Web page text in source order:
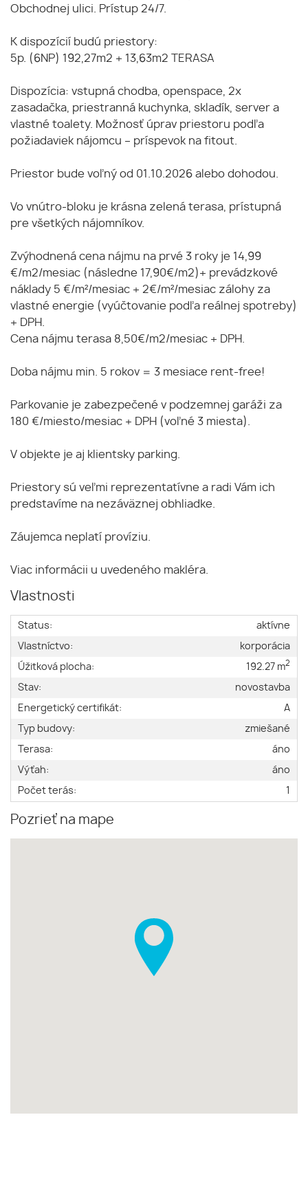
Obchodnej ulici. Prístup 24/7.
K dispozícií budú priestory:
5p. (6NP) 192,27m2 + 13,63m2 TERASA
Dispozícia: vstupná chodba, openspace, 2x
zasadačka, priestranná kuchynka, skladík, server a
vlastné toalety. Možnosť úprav priestoru podľa
požiadaviek nájomcu – príspevok na fitout.
Priestor bude voľný od 01.10.2026 alebo dohodou.
Vo vnútro-bloku je krásna zelená terasa, prístupná
pre všetkých nájomníkov.
Zvýhodnená cena nájmu na prvé 3 roky je 14,99
€/m2/mesiac (následne 17,90€/m2)+ prevádzkové
náklady 5 €/m²/mesiac + 2€/m²/mesiac zálohy za
vlastné energie (vyúčtovanie podľa reálnej spotreby)
+ DPH.
Cena nájmu terasa 8,50€/m2/mesiac + DPH.
Doba nájmu min. 5 rokov = 3 mesiace rent-free!
Parkovanie je zabezpečené v podzemnej garáži za
180 €/miesto/mesiac + DPH (voľné 3 miesta).
V objekte je aj klientsky parking.
Priestory sú veľmi reprezentatívne a radi Vám ich
predstavíme na nezáväznej obhliadke.
Záujemca neplatí províziu.
Viac informácii u uvedeného makléra.
Vlastnosti
Status:
aktívne
Vlastníctvo:
korporácia
Úžitková plocha:
192.27 m2
Stav:
novostavba
Energetický certifikát:
A
Typ budovy:
zmiešané
Terasa:
áno
Výťah:
áno
Počet terás:
1
Pozrieť na mape